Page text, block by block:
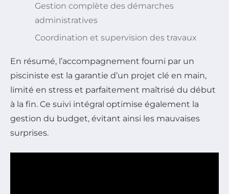
Gestion complète des démarches
administratives
Coordination et supervision des travaux
En résumé, l’accompagnement fourni par un
pisciniste est la garantie d’un projet clé en main,
limité en stress et parfaitement maîtrisé du début
à la fin. Ce suivi intégral optimise également la
gestion du budget, évitant ainsi les mauvaises
surprises.